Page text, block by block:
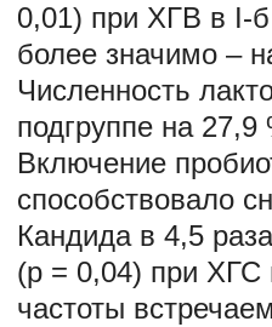
0,01) при ХГВ в I-
более значимо –
Численность
подгруппе на
Включение
способствовало
Кандида в 4,5
(p = 0,04) при ХГС
частоты